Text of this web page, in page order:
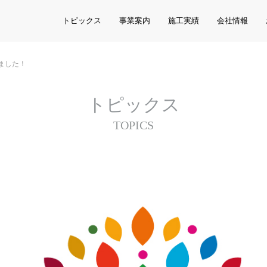
トピックス 事業案内 施工実績 会社情報
した！
トピックス
TOPICS